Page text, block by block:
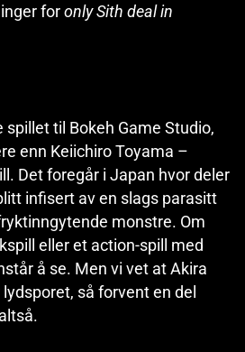
foronly Sith deal in
til Bokeh Game Studio,
enn Keiichiro Toyama –
Det foregår i Japan hvor deler
infisert av en slags parasitt
monstre. Om
eller et action-spill med
å se. Men vi vet at Akira
så forvent en del